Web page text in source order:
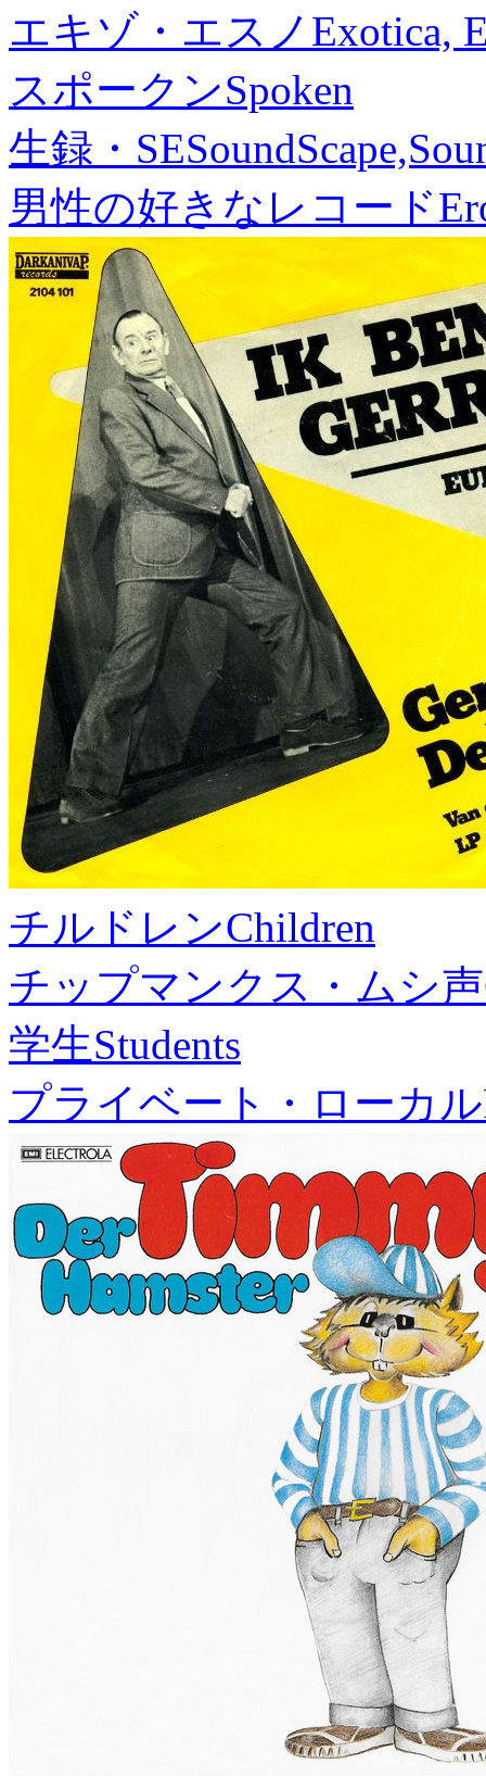
エキゾ・エスノ Exotica,
スポークンSpoken
生録・SE
男性の好きなレコード
チルドレンChildren
チップマンクス・ムシ声
学生Students
プライベート・ローカル